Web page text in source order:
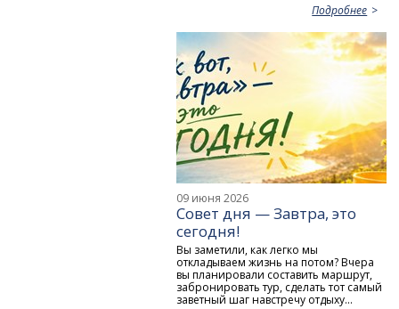
Подробнее
09 июня 2026
Совет дня — Завтра, это
сегодня!
Вы заметили, как легко мы
откладываем жизнь на потом? Вчера
вы планировали составить маршрут,
забронировать тур, сделать тот самый
заветный шаг навстречу отдыху...